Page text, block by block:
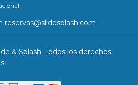
reservas@slidesplash.com
& Splash. Todos los derechos